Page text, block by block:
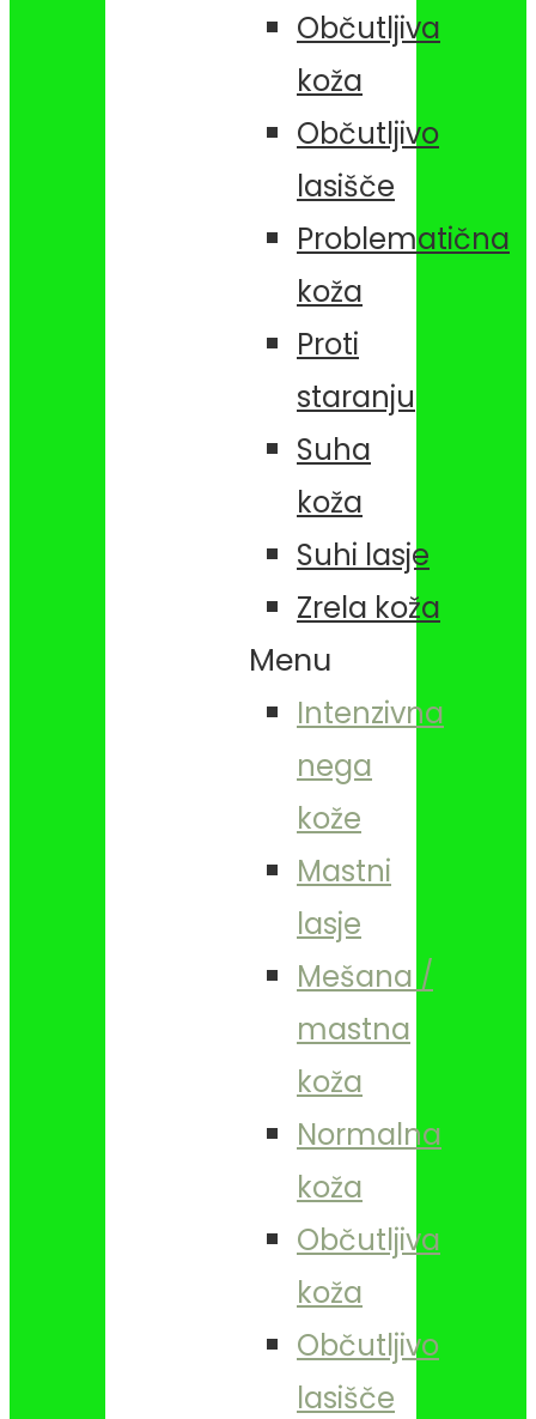
Občutljiva
koža
Občutljivo
lasišče
Problematična
koža
Proti
staranju
Suha
koža
Suhi lasje
Zrela koža
Menu
Intenzivna
nega
kože
Mastni
lasje
Mešana /
mastna
koža
Normalna
koža
Občutljiva
koža
Občutljivo
lasišče